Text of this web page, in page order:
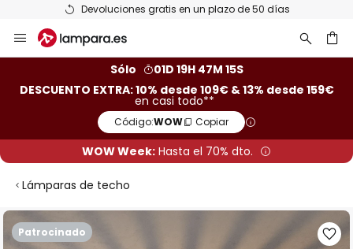
Devoluciones gratis en un plazo de 50 días
al
Sólo
01D 19H 47M 15S
DESCUENTO EXTRA: 10% desde 109€ & 13% desde 159€
en casi todo**
Código:WOW Copiar
WOW Week: Hasta el 70% dto.
Lámparas de techo
Patrocinado
Saltar
al